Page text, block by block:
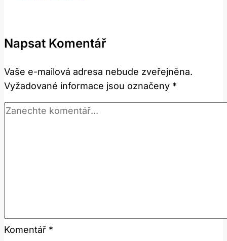
Termín
Napsat Komentář
Vaše e-mailová adresa nebude zveřejněna.
Vyžadované informace jsou označeny *
Komentář *